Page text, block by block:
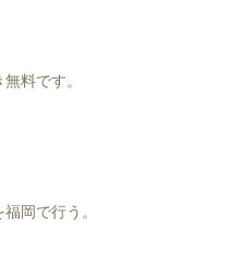
料です。
岡で行う。